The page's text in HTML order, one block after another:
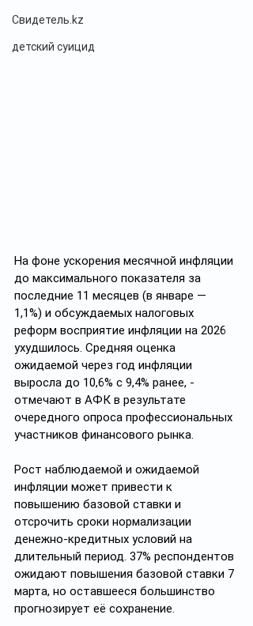
Свидетель.kz
детский суицид
На фоне ускорения месячной инфляции
до максимального показателя за
последние 11 месяцев (в январе —
1,1%) и обсуждаемых налоговых
реформ восприятие инфляции на 2026
ухудшилось. Средняя оценка
ожидаемой через год инфляции
выросла до 10,6% с 9,4% ранее, -
отмечают в АФК в результате
очередного опроса профессиональных
участников финансового рынка.
Рост наблюдаемой и ожидаемой
инфляции может привести к
повышению базовой ставки и
отсрочить сроки нормализации
денежно-кредитных условий на
длительный период. 37% респондентов
ожидают повышения базовой ставки 7
марта, но оставшееся большинство
прогнозирует её сохранение.